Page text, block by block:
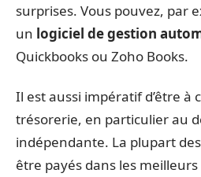
surprises. Vous pouvez, par
un logiciel de gestion
Quickbooks ou Zoho Books.
Il est aussi impératif d’être à
trésorerie, en particulier au
indépendante. La plupart
être payés dans les